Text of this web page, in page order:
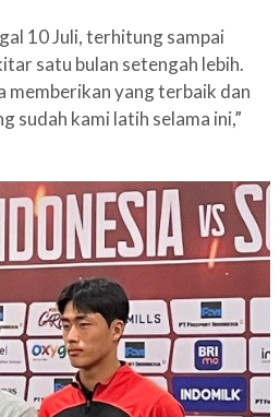
10 Juli, terhitung sampai
satu bulan setengah lebih.
memberikan yang terbaik dan
sudah kami latih selama ini,”